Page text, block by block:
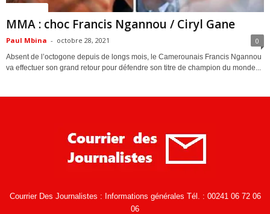
MMA : choc Francis Ngannou / Ciryl Gane
Paul Mbina - octobre 28, 2021 0
Absent de l’octogone depuis de longs mois, le Camerounais Francis Ngannou
va effectuer son grand retour pour défendre son titre de champion du monde...
Courrier Des Journalistes : Informations générales Tél. : 00241 06 72 06
06